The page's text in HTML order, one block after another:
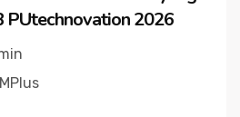
PUtechnovation 2026